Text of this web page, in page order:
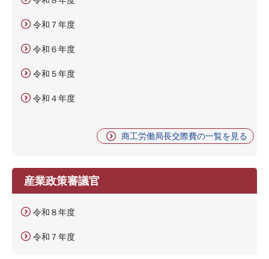
令和７年度
令和６年度
令和５年度
令和４年度
商工労働局長交際費の一覧を見る
産業政策審議官
令和８年度
令和７年度